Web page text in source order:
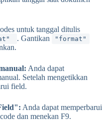
untuk tanggal ditulis
. Gantikan "format"
Anda dapat
Setelah mengetikkan
field.
Anda dapat memperbarui
dan menekan F9.